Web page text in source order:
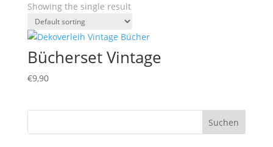
Showing the single result
Bücherset Vintage
€9,90